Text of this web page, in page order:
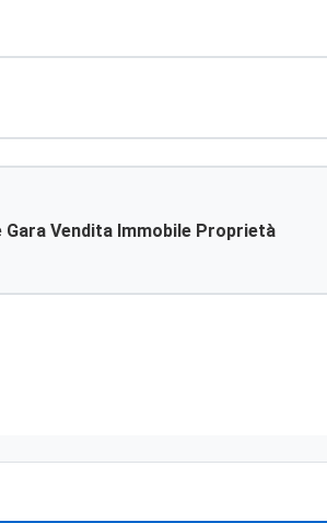
Vendita Immobile Proprietà